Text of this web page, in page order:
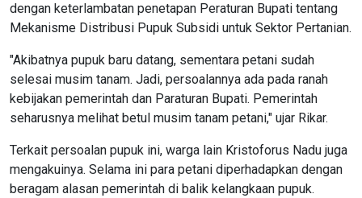
dengan keterlambatan penetapan Peraturan Bupati tentang
Mekanisme Distribusi Pupuk Subsidi untuk Sektor Pertanian.
"Akibatnya pupuk baru datang, sementara petani sudah
selesai musim tanam. Jadi, persoalannya ada pada ranah
kebijakan pemerintah dan Paraturan Bupati. Pemerintah
seharusnya melihat betul musim tanam petani," ujar Rikar.
Terkait persoalan pupuk ini, warga lain Kristoforus Nadu juga
mengakuinya. Selama ini para petani diperhadapkan dengan
beragam alasan pemerintah di balik kelangkaan pupuk.